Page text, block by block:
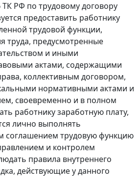
ТК РФ по трудовому договору
предоставить работнику
трудовой функции,
труда, предусмотренные
и иными
актами, содержащими
коллективным договором,
нормативными актами и
своевременно и в полном
работнику заработную плату,
лично выполнять
соглашением трудовую функцию
и контролем
правила внутреннего
действующие у данного